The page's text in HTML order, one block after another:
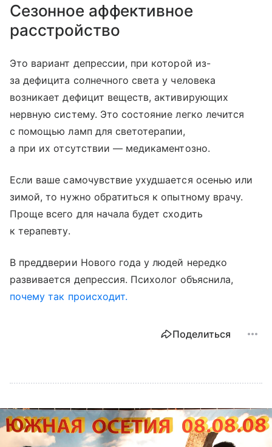
Сезонное аффективное
расстройство
Это вариант депрессии, при которой из-
за дефицита солнечного света у человека
возникает дефицит веществ, активирующих
нервную систему. Это состояние легко лечится
с помощью ламп для светотерапии,
а при их отсутствии — медикаментозно.
Если ваше самочувствие ухудшается осенью или
зимой, то нужно обратиться к опытному врачу.
Проще всего для начала будет сходить
к терапевту.
В преддверии Нового года у людей нередко
развивается депрессия. Психолог объяснила,
почему так происходит.
Поделиться